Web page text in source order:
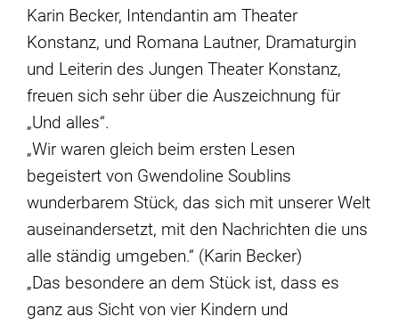
Karin Becker, Intendantin am Theater
Konstanz, und Romana Lautner, Dramaturgin
und Leiterin des Jungen Theater Konstanz,
freuen sich sehr über die Auszeichnung für
„Und alles“.
„Wir waren gleich beim ersten Lesen
begeistert von Gwendoline Soublins
wunderbarem Stück, das sich mit unserer Welt
auseinandersetzt, mit den Nachrichten die uns
alle ständig umgeben.“ (Karin Becker)
„Das besondere an dem Stück ist, dass es
ganz aus Sicht von vier Kindern und